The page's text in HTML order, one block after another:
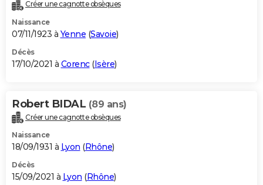
Créer une cagnotte obsèques
Naissance
07/11/1923 à Yenne (Savoie)
Décès
17/10/2021 à Corenc(Isère)
Robert BIDAL (89 ans)
Créer une cagnotte obsèques
Naissance
18/09/1931 à Lyon (Rhône)
Décès
15/09/2021 à Lyon (Rhône)